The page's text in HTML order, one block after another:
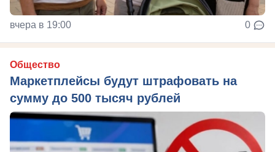
вчера в 19:00 0
Общество
Маркетплейсы будут штрафовать на
сумму до 500 тысяч рублей